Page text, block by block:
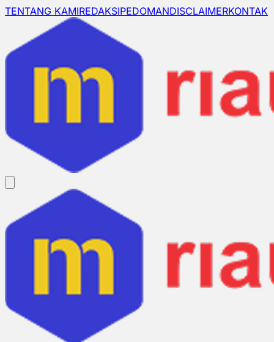
TENTANG KAMIREDAKSIPEDOMANDISCLAIMERKONTAK